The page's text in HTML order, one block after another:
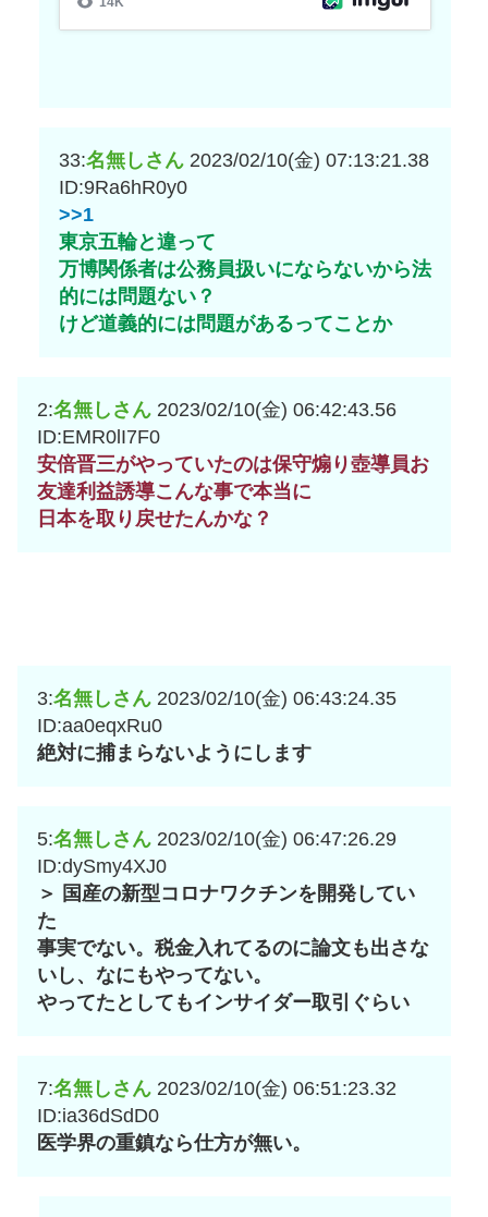
33:名無しさん 2023/02/10(金) 07:13:21.38
ID:9Ra6hR0y0
>>1
東京五輪と違って
万博関係者は公務員扱いにならないから法
的には問題ない？
けど道義的には問題があるってことか
2:名無しさん 2023/02/10(金) 06:42:43.56
ID:EMR0lI7F0
安倍晋三がやっていたのは保守煽り壺導員お
友達利益誘導こんな事で本当に
日本を取り戻せたんかな？
3:名無しさん 2023/02/10(金) 06:43:24.35
ID:aa0eqxRu0
絶対に捕まらないようにします
5:名無しさん 2023/02/10(金) 06:47:26.29
ID:dySmy4XJ0
＞ 国産の新型コロナワクチンを開発してい
た
事実でない。税金入れてるのに論文も出さな
いし、なにもやってない。
やってたとしてもインサイダー取引ぐらい
7:名無しさん 2023/02/10(金) 06:51:23.32
ID:ia36dSdD0
医学界の重鎮なら仕方が無い。